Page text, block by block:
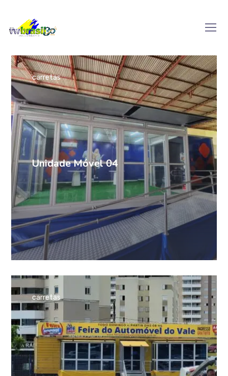
Unidade Móvel 04
carretas
carretas